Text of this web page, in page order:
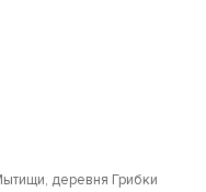
деревня Грибки